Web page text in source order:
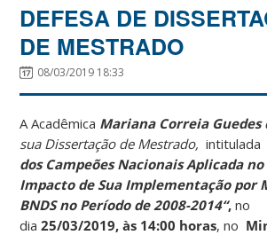
DEFESA DE
DE MESTRADO
08/03/2019 18:33
A Acadêmica Mariana Correia Guedes
sua Dissertação de Mestrado, intitulada
dos Campeões Nacionais Aplicada
Impacto de Sua Implementação por
BNDS no Período de 2008-2014“,no
dia 25/03/2019, às 14:00 horas, no